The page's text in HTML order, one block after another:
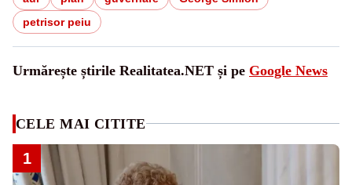
petrisor peiu
Urmărește știrile Realitatea.NET și pe Google News
CELE MAI CITITE
1